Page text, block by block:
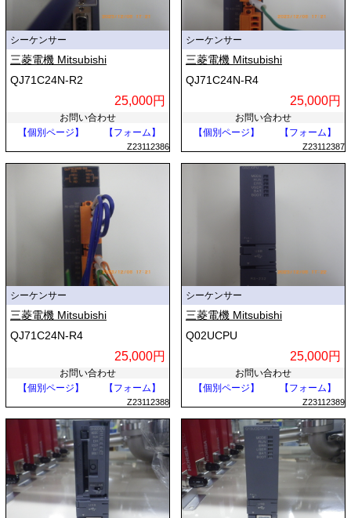
シーケンサー
三菱電機 Mitsubishi
QJ71C24N-R2
25,000円
お問い合わせ
【個別ページ】
【フォーム】
Z23112386
シーケンサー
三菱電機 Mitsubishi
QJ71C24N-R4
25,000円
お問い合わせ
【個別ページ】
【フォーム】
Z23112387
シーケンサー
三菱電機 Mitsubishi
QJ71C24N-R4
25,000円
お問い合わせ
【個別ページ】
【フォーム】
Z23112388
シーケンサー
三菱電機 Mitsubishi
Q02UCPU
25,000円
お問い合わせ
【個別ページ】
【フォーム】
Z23112389